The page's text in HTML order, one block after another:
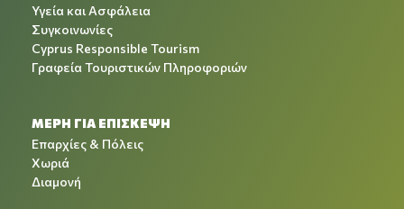
Υγεία και Ασφάλεια
Συγκοινωνίες
Cyprus Responsible Tourism
Γραφεία Τουριστικών Πληροφοριών
ΜΕΡΗ ΓΙΑ ΕΠΙΣΚΕΨΗ
Επαρχίες & Πόλεις
Χωριά
Διαμονή